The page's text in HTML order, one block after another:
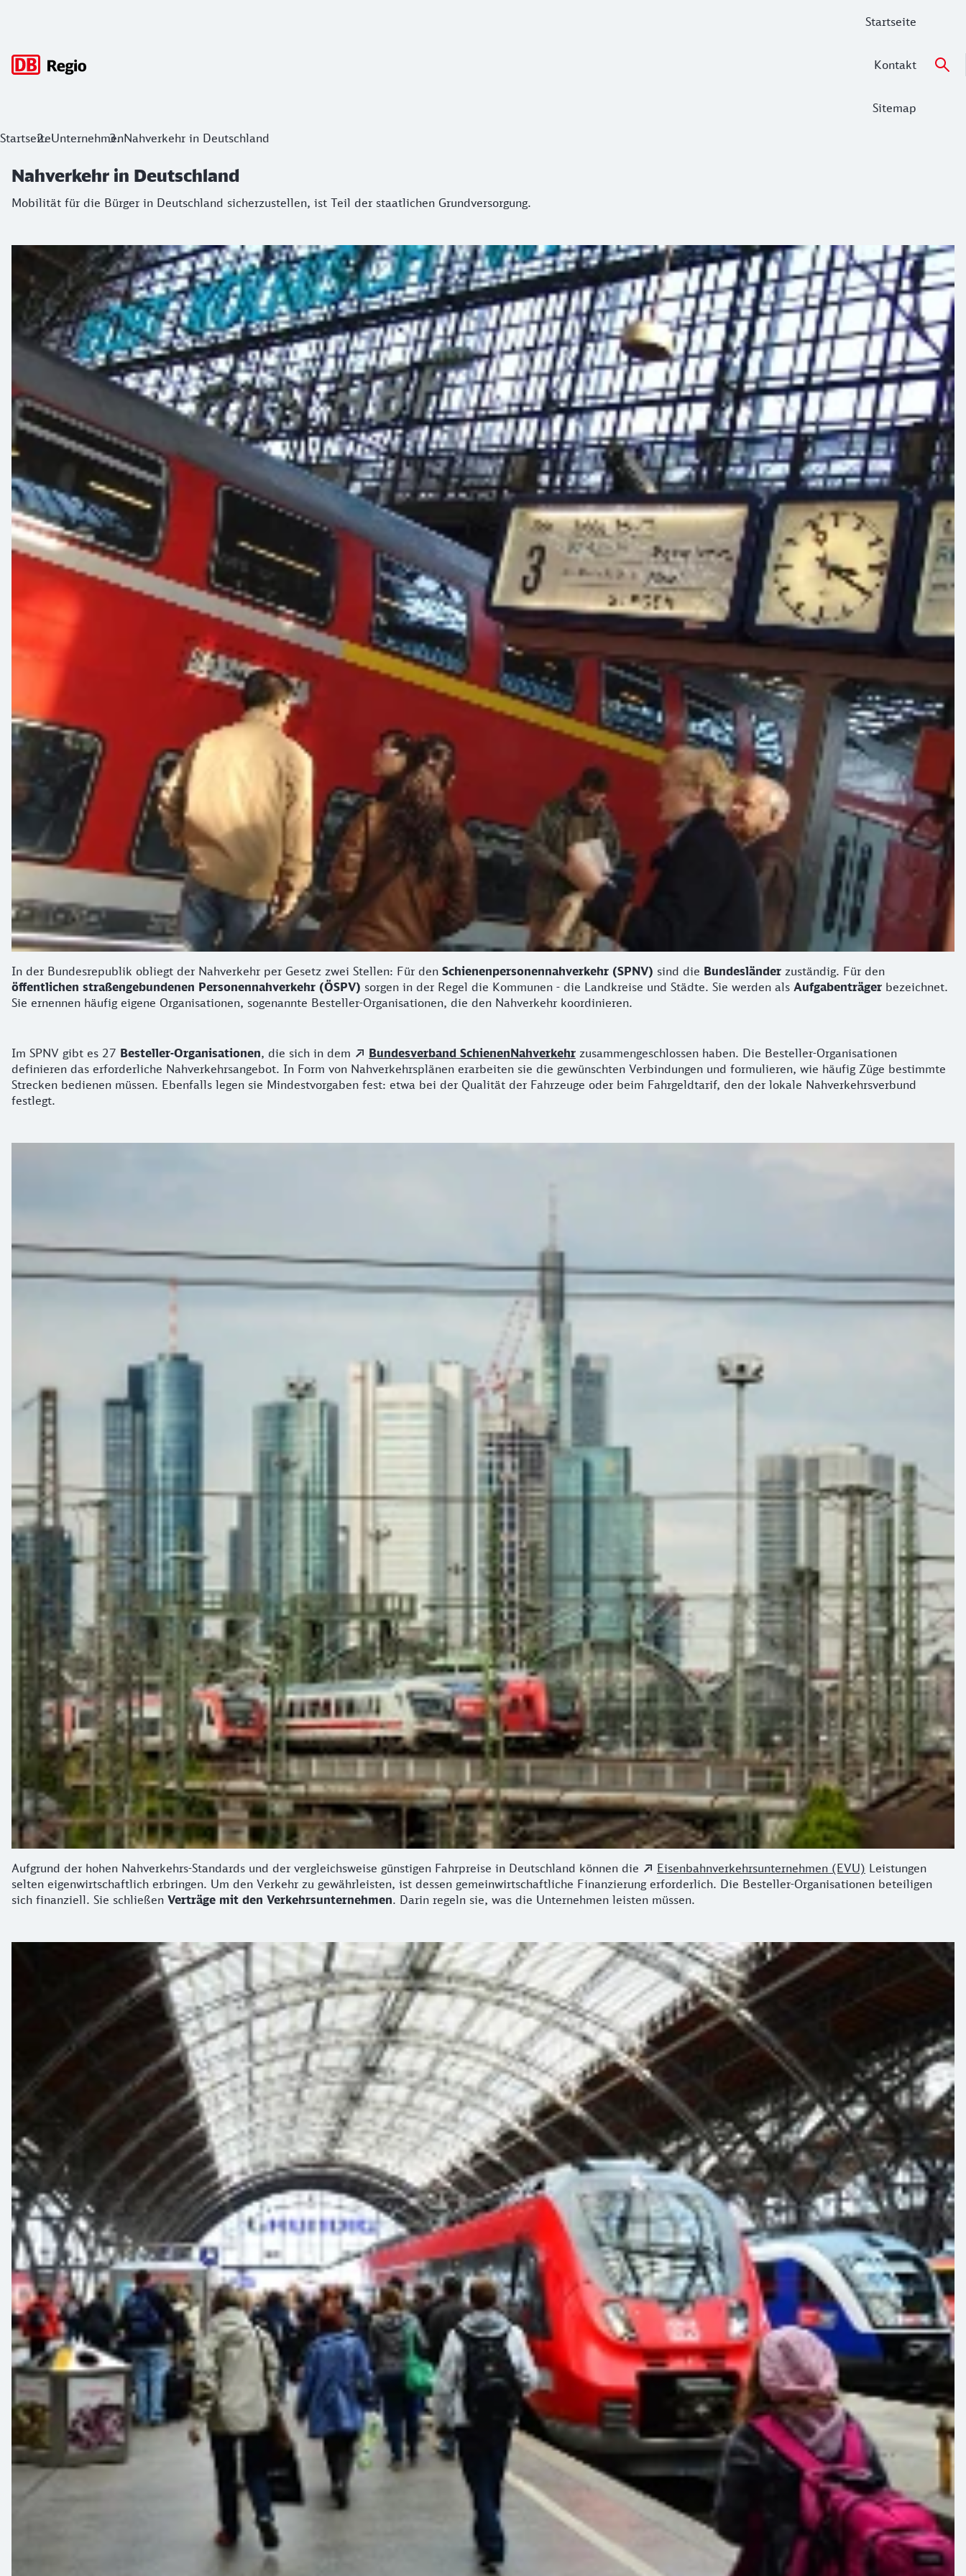
Startseite
Kontakt
Sitemap
Nahverkehr in Deutschland
StartseiteUnternehmenNahverkehr in Deutschland
Nahverkehr in Deutschland
Mobilität für die Bürger in Deutschland sicherzustellen, ist Teil der staatlichen Grundversorgung.
Aufgabenträger
In der Bundesrepublik obliegt der Nahverkehr per Gesetz zwei Stellen: Für den Schienenpersonennahverkehr (SPNV) sind die Bundesländer zuständig. Für den
öffentlichen straßengebundenen Personennahverkehr (ÖSPV) sorgen in der Regel die Kommunen - die Landkreise und Städte. Sie werden als Aufgabenträger bezeichnet.
Sie ernennen häufig eigene Organisationen, sogenannte Besteller-Organisationen, die den Nahverkehr koordinieren.
Im SPNV gibt es 27 Besteller-Organisationen, die sich in dem Bundesverband SchienenNahverkehr zusammengeschlossen haben. Die Besteller-Organisationen
definieren das erforderliche Nahverkehrsangebot. In Form von Nahverkehrsplänen erarbeiten sie die gewünschten Verbindungen und formulieren, wie häufig Züge bestimmte
Strecken bedienen müssen. Ebenfalls legen sie Mindestvorgaben fest: etwa bei der Qualität der Fahrzeuge oder beim Fahrgeldtarif, den der lokale Nahverkehrsverbund
festlegt.
Aufgrund der hohen Nahverkehrs-Standards und der vergleichsweise günstigen Fahrpreise in Deutschland können die Eisenbahnverkehrsunternehmen (EVU) Leistungen
selten eigenwirtschaftlich erbringen. Um den Verkehr zu gewährleisten, ist dessen gemeinwirtschaftliche Finanzierung erforderlich. Die Besteller-Organisationen beteiligen
sich finanziell. Sie schließen Verträge mit den Verkehrsunternehmen. Darin regeln sie, was die Unternehmen leisten müssen.